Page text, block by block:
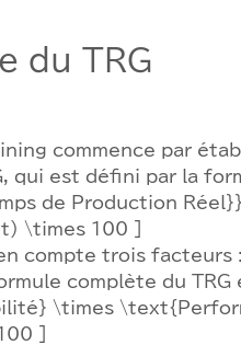
du TRG
commence par
qui est défini par la
de Production
\times 100 ]
en compte trois
complète du
\times
]